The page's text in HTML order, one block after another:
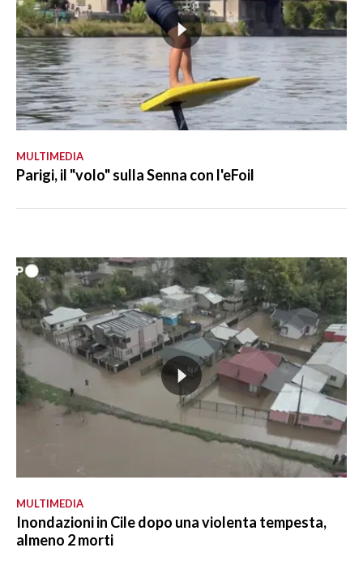
MULTIMEDIA
Parigi, il "volo" sulla Senna con l'eFoil
MULTIMEDIA
Inondazioni in Cile dopo una violenta tempesta,
almeno 2 morti